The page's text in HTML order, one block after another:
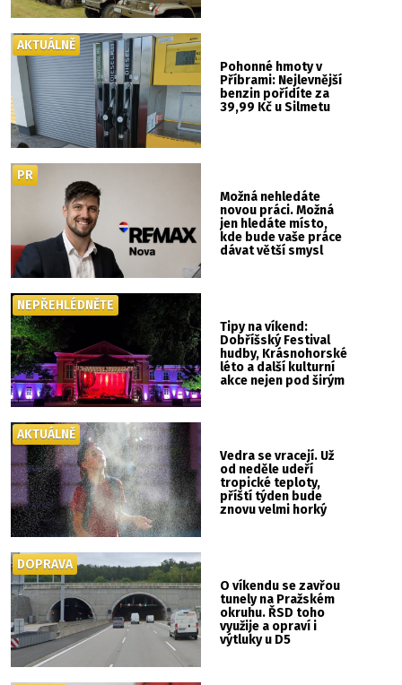
Pohonné hmoty v
Příbrami: Nejlevnější
benzin pořídíte za
39,99 Kč u Silmetu
AKTUÁLNĚ
Možná nehledáte
novou práci. Možná
jen hledáte místo,
kde bude vaše práce
dávat větší smysl
PR
Tipy na víkend:
Dobříšský Festival
hudby, Krásnohorské
léto a další kulturní
akce nejen pod širým
NEPŘEHLÉDNĚTE
Vedra se vracejí. Už
od neděle udeří
tropické teploty,
příští týden bude
znovu velmi horký
AKTUÁLNĚ
O víkendu se zavřou
tunely na Pražském
okruhu. ŘSD toho
využije a opraví i
výtluky u D5
DOPRAVA